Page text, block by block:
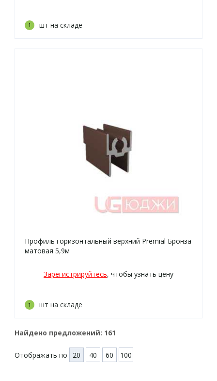
1 шт на складе
Профиль горизонтальный верхний Premial Бронза
матовая 5,9м
Зарегистрируйтесь, чтобы узнать цену
1 шт на складе
Найдено предложений: 161
Отображать по 20 40 60 100